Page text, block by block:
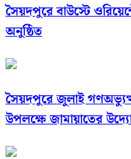
সৈয়দপুরে বাউস্টে
অনুষ্ঠিত
সৈয়দপুরে জুলাই
উপলক্ষে জামায়াতের